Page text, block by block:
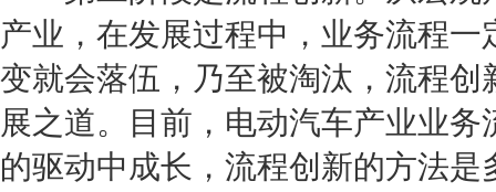
产业，在发展过程中，业务流程
变就会落伍，乃至被淘汰，流程
展之道。目前，电动汽车产业业
的驱动中成长，流程创新的方法